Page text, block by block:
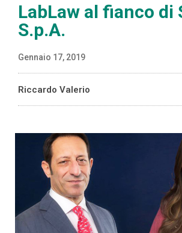
LabLaw al fianco di
S.p.A.
Gennaio 17, 2019
Riccardo Valerio